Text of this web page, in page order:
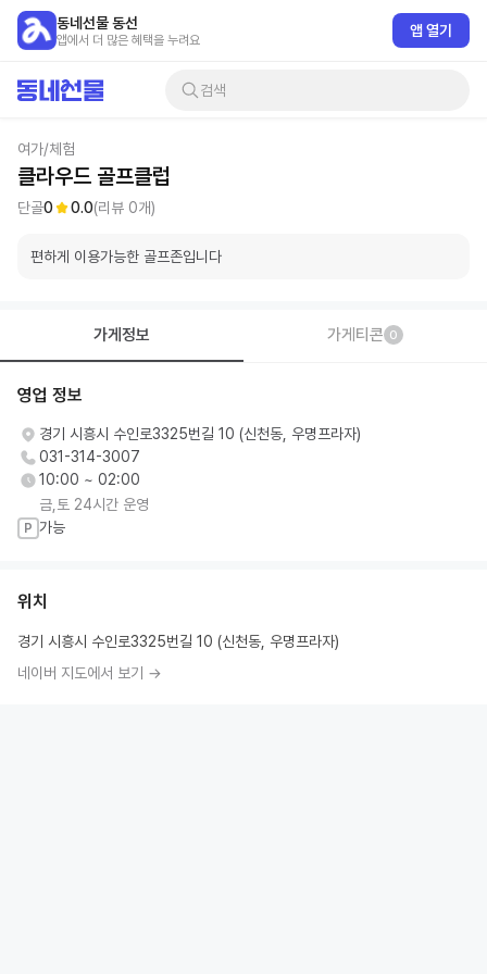
동네선물 동선
앱에서 더 많은 혜택을 누려요
앱 열기
검색
여가/체험
클라우드 골프클럽
단골0 0.0(리뷰 0개)
편하게 이용가능한 골프존입니다
가게정보 가게티콘 0
영업 정보
경기 시흥시 수인로3325번길 10 (신천동, 우명프라자)
031-314-3007
10:00 ~ 02:00
금,토 24시간 운영
P 가능
위치
경기 시흥시 수인로3325번길 10 (신천동, 우명프라자)
네이버 지도에서 보기 →